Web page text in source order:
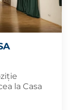
la Casa